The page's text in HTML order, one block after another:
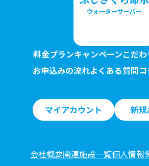
料金プランキャンペーンこだわ
お申込みの流れよくある質問
マイアカウント 新
会社概要関連施設一覧個人情報